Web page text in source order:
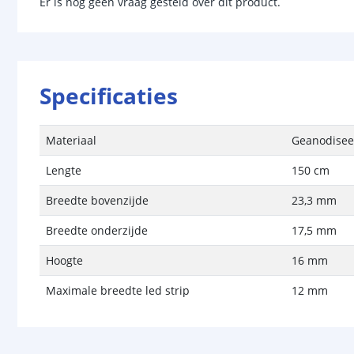
Specificaties
Materiaal
Lengte
150 cm
Breedte bovenzijde
23,3 mm
Breedte onderzijde
17,5 mm
Hoogte
16 mm
Maximale breedte led strip
12 mm